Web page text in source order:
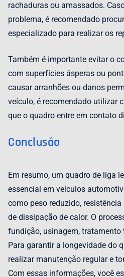
rachaduras ou amassados.
problema, é recomendado
especializado para realizar os
Também é importante evitar o
com superfícies ásperas ou
causar arranhões ou danos
veículo, é recomendado utilizar
que o quadro entre em contato
Conclusão
Em resumo, um quadro de liga
essencial em veículos
como peso reduzido,
de dissipação de calor. O
fundição, usinagem, tratamento
Para garantir a longevidade do
realizar manutenção regular e
Com essas informações, você